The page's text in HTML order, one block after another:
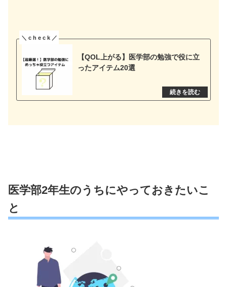
【QOL上がる】医学部の勉強で役に立
ったアイテム20選
医学部2年生のうちにやっておきたいこ
と